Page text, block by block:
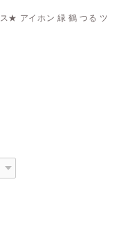
★ アイホン 緑 鶴 つる ツ